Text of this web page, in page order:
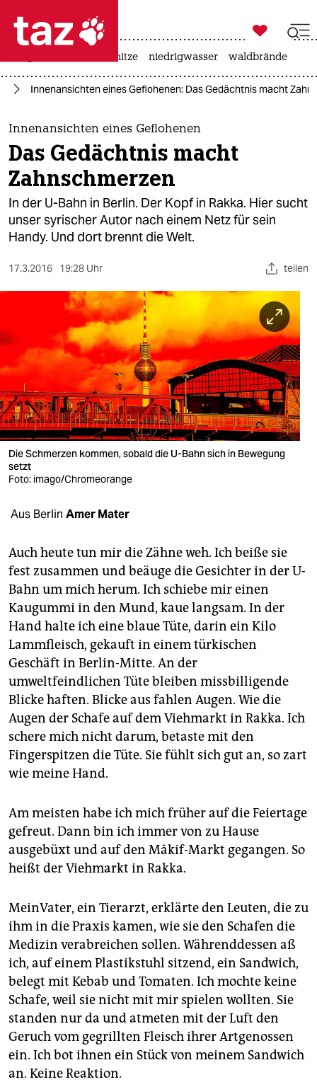
 taz zahl ich
taz zahl ich
themen
politik
öko
gesellschaft
sport
nord
wahrheit
verlag
verlag
veranstaltungen
unterstützen
abo
genossenschaft
epaper login

taz zahl ich
hitze niedrigwasser waldbrände
Innenansichten eines Geflohenen: Das Gedächtnis macht
Innenansichten eines Geflohenen
Das Gedächtnis macht
Zahnschmerzen
In der U-Bahn in Berlin. Der Kopf in Rakka. Hier sucht
unser syrischer Autor nach einem Netz für sein
Handy. Und dort brennt die Welt.
17.3.2016 19:28 Uhr teilen
Die Schmerzen kommen, sobald die U-Bahn sich in Bewegung
setzt
Foto: imago/Chromeorange
Aus Berlin Amer Mater
Auch heute tun mir die Zähne weh. Ich beiße sie
fest zusammen und beäuge die Gesichter in der U-
Bahn um mich herum. Ich schiebe mir einen
Kaugummi in den Mund, kaue langsam. In der
Hand halte ich eine blaue Tüte, darin ein Kilo
Lammfleisch, gekauft in einem türkischen
Geschäft in Berlin-Mitte. An der
umweltfeindlichen Tüte bleiben missbilligende
Blicke haften. Blicke aus fahlen Augen. Wie die
Augen der Schafe auf dem Viehmarkt in Rakka. Ich
schere mich nicht darum, betaste mit den
Fingerspitzen die Tüte. Sie fühlt sich gut an, so zart
wie meine Hand.
Am meisten habe ich mich früher auf die Feiertage
gefreut. Dann bin ich immer von zu Hause
ausgebüxt und auf den Mâkif-Markt gegangen. So
heißt der Viehmarkt in Rakka.
MeinVater, ein Tierarzt, erklärte den Leuten, die zu
ihm in die Praxis kamen, wie sie den Schafen die
Medizin verabreichen sollen. Währenddessen aß
ich, auf einem Plastikstuhl sitzend, ein Sandwich,
belegt mit Kebab und Tomaten. Ich mochte keine
Schafe, weil sie nicht mit mir spielen wollten. Sie
standen nur da und atmeten mit der Luft den
Geruch vom gegrillten Fleisch ihrer Artgenossen
ein. Ich bot ihnen ein Stück von meinem Sandwich
an. Keine Reaktion.